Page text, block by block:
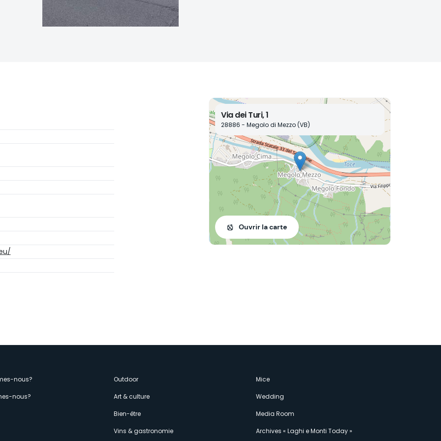
Via dei Turi, 1
28886 - Megolo di Mezzo (VB)
Ouvrir la carte
nous?
nous?
Outdoor
Art & culture
Bien-être
Vins & gastronomie
Mice
Wedding
Media Room
Archives « Laghi e Monti Today »